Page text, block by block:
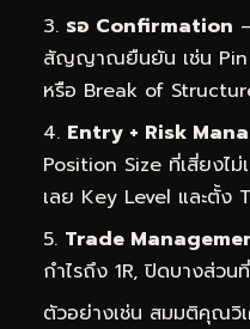
รอ Confirmation
สัญญาณยืนยัน เช่น Pin
หรือ Break of
Entry + Risk
Position Size ที่เสี่ยงไ
เลย Key Level และตั้ง
Trade
กำไรถึง 1R, ปิดบางส่วน
ตัวอย่างเช่น สมมติคุณวิเ